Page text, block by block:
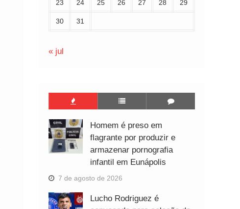
23 24 25 26 27 28 29
30 31
« jul
Homem é preso em
flagrante por produzir e
armazenar pornografia
infantil em Eunápolis
7 de agosto de 2026
Lucho Rodriguez é